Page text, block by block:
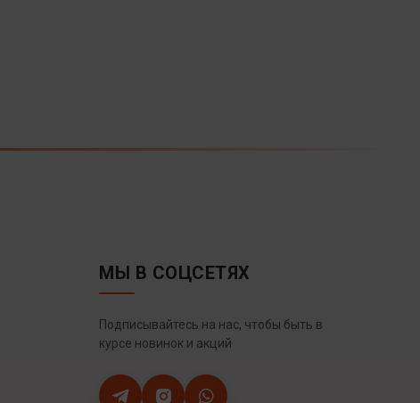
МЫ В СОЦСЕТЯХ
Подписывайтесь на нас, чтобы быть в
курсе новинок и акций